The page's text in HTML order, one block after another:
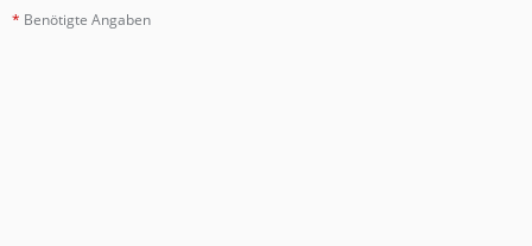
* Benötigte Angaben